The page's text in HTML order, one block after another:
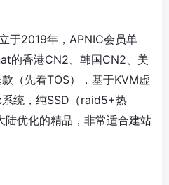
于2019年，APNIC会员单
的香港CN2、韩国CN2、美
（先看TOS），基于KVM虚
统，纯SSD（raid5+热
陆优化的精品，非常适合建站